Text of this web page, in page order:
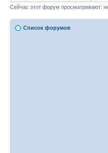
Сейчас этот форум просматривают:
Список форумов